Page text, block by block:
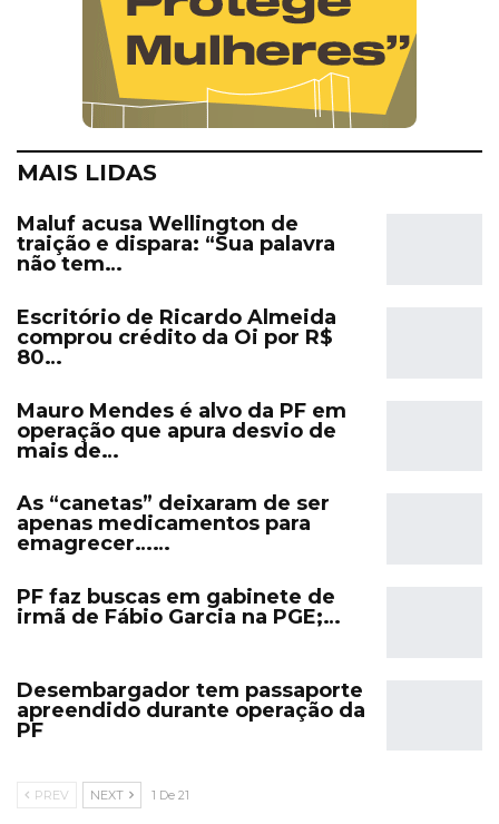
MAIS LIDAS
Maluf acusa Wellington de
traição e dispara: “Sua palavra
não tem…
Escritório de Ricardo Almeida
comprou crédito da Oi por R$
80…
Mauro Mendes é alvo da PF em
operação que apura desvio de
mais de…
As “canetas” deixaram de ser
apenas medicamentos para
emagrecer……
PF faz buscas em gabinete de
irmã de Fábio Garcia na PGE;…
Desembargador tem passaporte
apreendido durante operação da
PF
PREV NEXT 1 De 21